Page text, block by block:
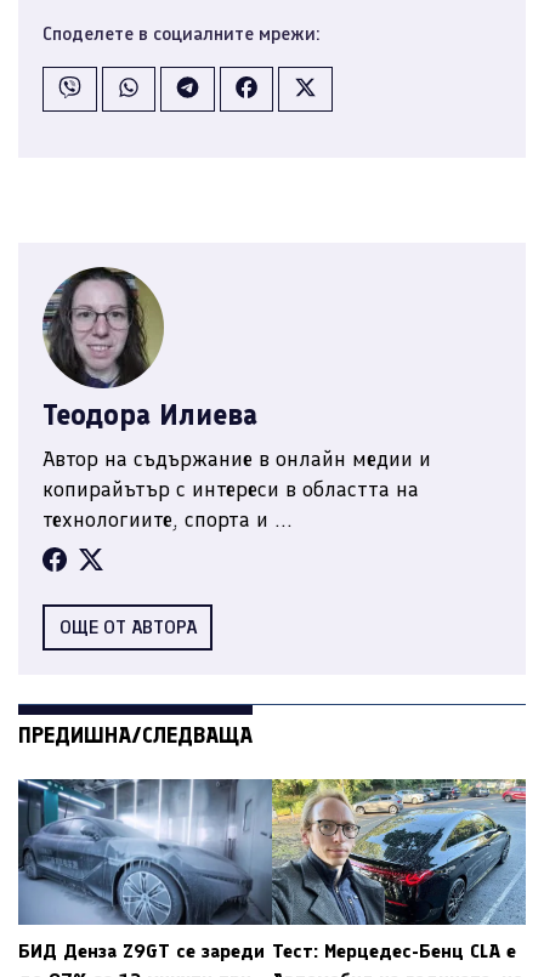
Споделете в социалните мрежи:
Теодора Илиева
Автор на съдържание в онлайн медии и
копирайътър с интереси в областта на
технологиите, спорта и ...
ОЩЕ ОТ АВТОРА
ПРЕДИШНА/СЛЕДВАЩА
БИД Денза Z9GT се зареди Тест: Мерцедес-Бенц CLA е